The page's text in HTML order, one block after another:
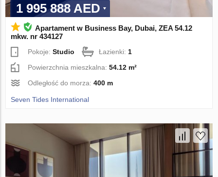
1 995 888 AED
Apartament w Business Bay, Dubai, ZEA 54.12
mkw. nr 434127
Pokoje:Studio Łazienki: 1
Powierzchnia mieszkalna:54.12 m²
Odległość do morza:400 m
Seven Tides International